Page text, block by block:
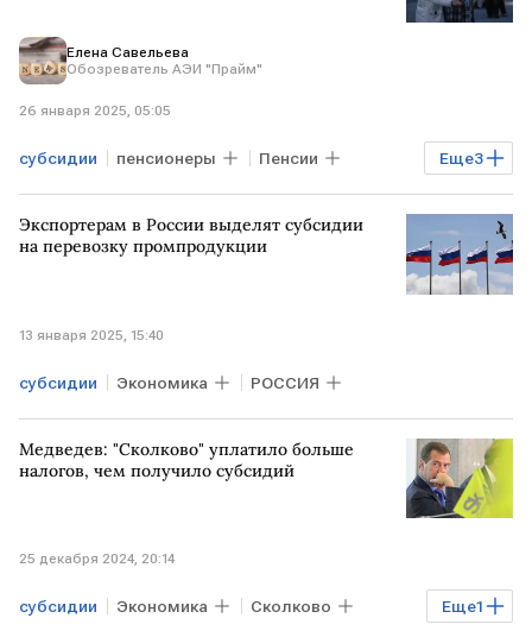
Елена Савельева
Обозреватель АЭИ "Прайм"
26 января 2025, 05:05
Еще3
субсидии пенсионеры Пенсии
льготы Србуи Иващенко
Европейская юридическая служба
Экспортерам в России выделят субсидии
на перевозку промпродукции
13 января 2025, 15:40
субсидии Экономика РОССИЯ
Медведев: "Сколково" уплатило больше
налогов, чем получило субсидий
25 декабря 2024, 20:14
Еще1
субсидии Экономика Сколково